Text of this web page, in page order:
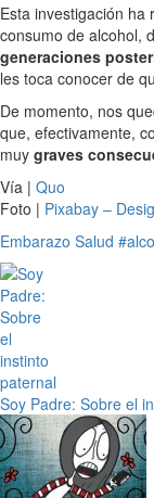
Esta investigación ha
consumo de alcohol,
generaciones
les toca conocer de
De momento, nos
que, efectivamente,
muy graves
Vía | Quo
Foto | Pixabay –
Embarazo Salud
Soy Padre: Sobre el